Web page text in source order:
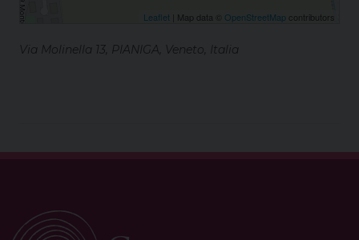
Leaflet | Map data © OpenStreetMap contributors
Via Molinella 13, PIANIGA, Veneto, Italia